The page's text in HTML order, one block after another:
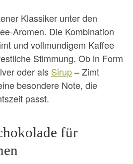
Klassiker unter den
Aromen. Die Kombination
und vollmundigem Kaffee
Stimmung. Ob in Form
oder als Sirup– Zimt
besondere Note, die
passt.
für